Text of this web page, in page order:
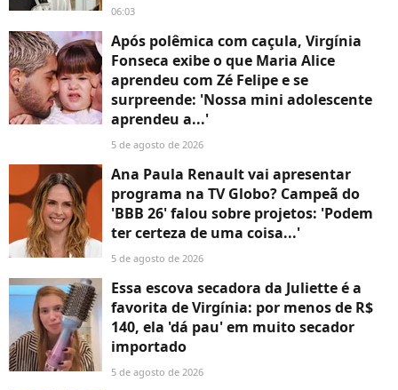
06:03
Após polêmica com caçula, Virgínia
Fonseca exibe o que Maria Alice
aprendeu com Zé Felipe e se
surpreende: 'Nossa mini adolescente
aprendeu a...'
5 de agosto de 2026
Ana Paula Renault vai apresentar
programa na TV Globo? Campeã do
'BBB 26' falou sobre projetos: 'Podem
ter certeza de uma coisa...'
5 de agosto de 2026
Essa escova secadora da Juliette é a
favorita de Virgínia: por menos de R$
140, ela 'dá pau' em muito secador
importado
5 de agosto de 2026